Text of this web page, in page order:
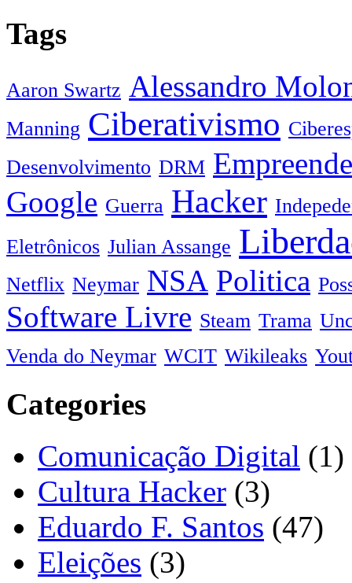
Tags
Aaron Swartz Alessandro
Manning Ciberativismo
Desenvolvimento DRM
Google Guerra Hacker
Eletrônicos Julian Assange
Netflix Neymar NSA Politica
Software Livre Steam Trama
Venda do Neymar WCIT Wikileaks
Categories
Comunicação Digital (1)
Cultura Hacker (3)
Eduardo F. Santos (47)
Eleições (3)